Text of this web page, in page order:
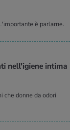
è parlarne.
nell'igiene intima
che donne da odori